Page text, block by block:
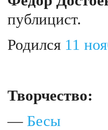
публицист.
Родился 11
Творчество:
— Бесы